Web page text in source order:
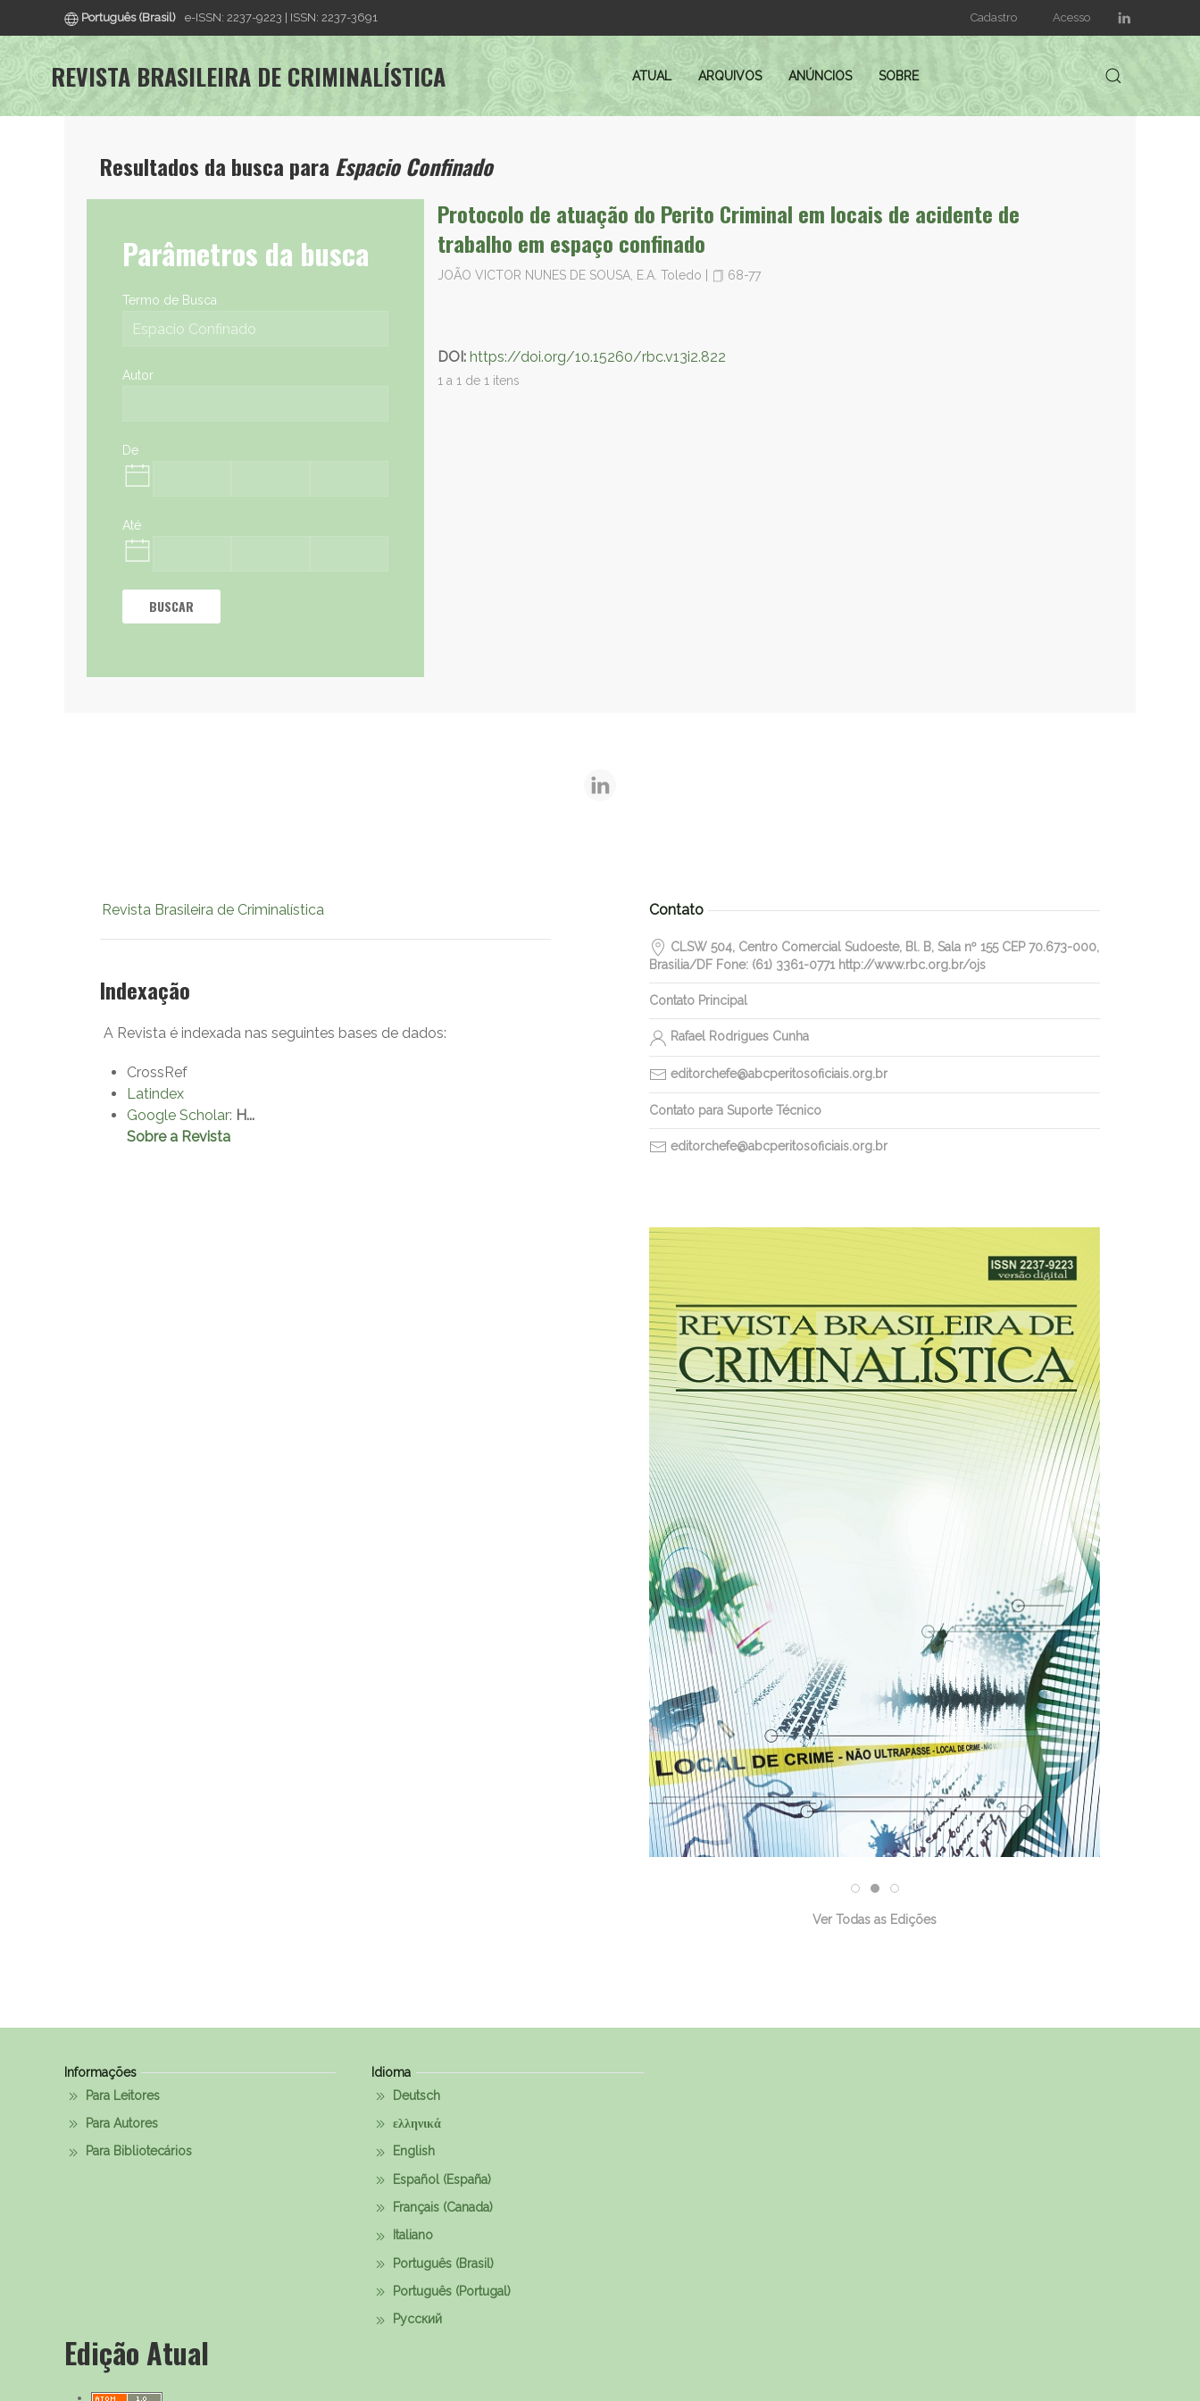
Português (Brasil) e-ISSN: 2237-9223 | ISSN: 2237-3691 Cadastro Acesso
REVISTA BRASILEIRA DE CRIMINALÍSTICA ATUAL ARQUIVOS ANÚNCIOS SOBRE
Resultados da busca para Espacio Confinado
Parâmetros da busca
Termo de Busca
Autor
De
Até
BUSCAR
Protocolo de atuação do Perito Criminal em locais de acidente de
trabalho em espaço confinado
JOÃO VICTOR NUNES DE SOUSA, E.A. Toledo 68-77
DOI: https://doi.org/10.15260/rbc.v13i2.822
1 a 1 de 1 itens
Revista Brasileira de Criminalística
Indexação
A Revista é indexada nas seguintes bases de dados:
CrossRef
Latindex
Google Scholar: H...
Sobre a Revista
Contato
CLSW 504, Centro Comercial Sudoeste, Bl. B, Sala nº 155 CEP 70.673-000,
Brasilia/DF Fone: (61) 3361-0771 http://www.rbc.org.br/ojs
Contato Principal
Rafael Rodrigues Cunha
editorchefe@abcperitosoficiais.org.br
Contato para Suporte Técnico
editorchefe@abcperitosoficiais.org.br
Ver Todas as Edições
Informações
Para Leitores
Para Autores
Para Bibliotecários
Idioma
Deutsch
ελληνικά
English
Español (España)
Français (Canada)
Italiano
Português (Brasil)
Português (Portugal)
Русский
Edição Atual